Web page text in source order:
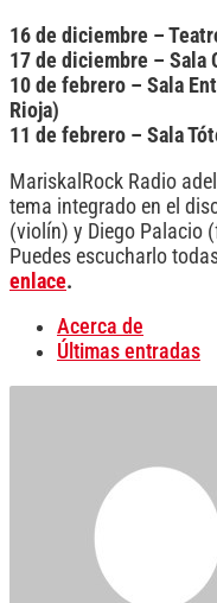
16 de diciembre –
17 de diciembre – Sala
10 de febrero – Sala
Rioja)
11 de febrero – Sala
MariskalRock Radio
tema integrado en el
(violín) y Diego Palacio
Puedes escucharlo
enlace.
Acerca de
Últimas entradas